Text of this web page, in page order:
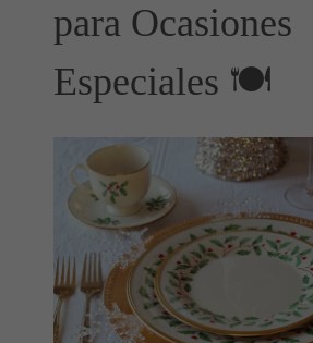
para Ocasiones
Especiales 🍽